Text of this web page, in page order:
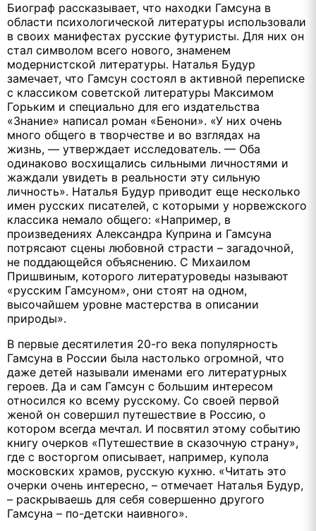
Биограф рассказывает, что находки Гамсуна в
области психологической литературы использовали
в своих манифестах русские футуристы. Для них он
стал символом всего нового, знаменем
модернистской литературы. Наталья Будур
замечает, что Гамсун состоял в активной переписке
с классиком советской литературы Максимом
Горьким и специально для его издательства
«Знание» написал роман «Бенони». «У них очень
много общего в творчестве и во взглядах на
жизнь, — утверждает исследователь. — Оба
одинаково восхищались сильными личностями и
жаждали увидеть в реальности эту сильную
личность». Наталья Будур приводит еще несколько
имен русских писателей, с которыми у норвежского
классика немало общего: «Например, в
произведениях Александра Куприна и Гамсуна
потрясают сцены любовной страсти – загадочной,
не поддающейся объяснению. С Михаилом
Пришвиным, которого литературоведы называют
«русским Гамсуном», они стоят на одном,
высочайшем уровне мастерства в описании
природы».
В первые десятилетия 20-го века популярность
Гамсуна в России была настолько огромной, что
даже детей называли именами его литературных
героев. Да и сам Гамсун с большим интересом
относился ко всему русскому. Со своей первой
женой он совершил путешествие в Россию, о
котором всегда мечтал. И посвятил этому событию
книгу очерков «Путешествие в сказочную страну»,
где с восторгом описывает, например, купола
московских храмов, русскую кухню. «Читать это
очерки очень интересно, – отмечает Наталья Будур,
– раскрываешь для себя совершенно другого
Гамсуна – по-детски наивного».